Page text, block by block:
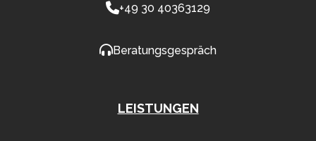
+49 30 40363129
Beratungsgespräch
LEISTUNGEN